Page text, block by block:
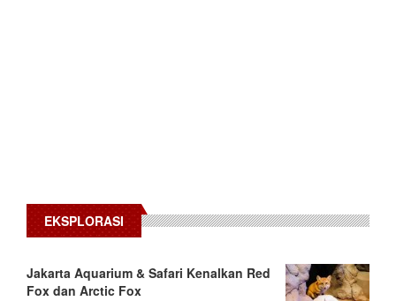
EKSPLORASI
Jakarta Aquarium & Safari Kenalkan Red
Fox dan Arctic Fox